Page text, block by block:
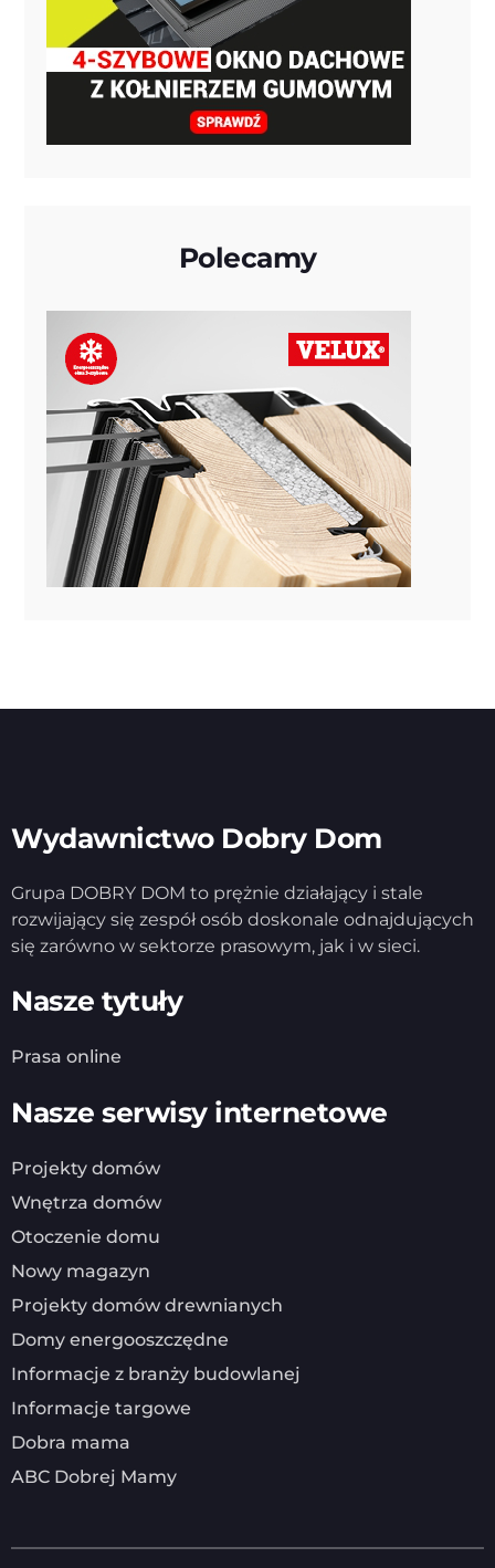
Polecamy
Wydawnictwo Dobry Dom
Grupa DOBRY DOM to prężnie działający i stale
rozwijający się zespół osób doskonale odnajdujących
się zarówno w sektorze prasowym, jak i w sieci.
Nasze tytuły
Prasa online
Nasze serwisy internetowe
Projekty domów
Wnętrza domów
Otoczenie domu
Nowy magazyn
Projekty domów drewnianych
Domy energooszczędne
Informacje z branży budowlanej
Informacje targowe
Dobra mama
ABC Dobrej Mamy